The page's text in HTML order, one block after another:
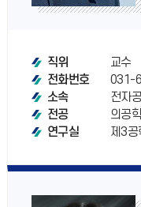
직위
교수
전화번호
031-
소속
전자
전공
의공
연구실
제3